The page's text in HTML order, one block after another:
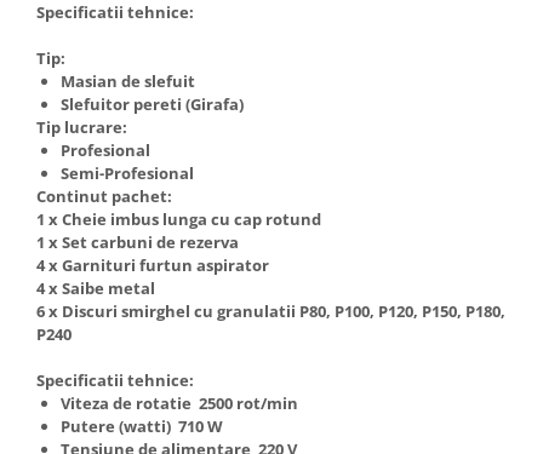
Specificatii tehnice:
Tip:
Masian de slefuit
Slefuitor pereti (Girafa)
Tip lucrare:
Profesional
Semi-Profesional
Continut pachet:
1 x Cheie imbus lunga cu cap rotund
1 x Set carbuni de rezerva
4 x Garnituri furtun aspirator
4 x Saibe metal
6 x Discuri smirghel cu granulatii P80, P100, P120, P150, P180,
P240
Specificatii tehnice:
Viteza de rotatie 2500 rot/min
Putere (watti) 710 W
Tensiune de alimentare 220 V